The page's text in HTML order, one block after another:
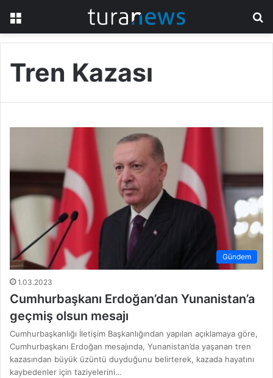
Tren Kazası
Gündem
1.03.2023
Cumhurbaşkanı Erdoğan’dan Yunanistan’a
geçmiş olsun mesajı
Cumhurbaşkanlığı İletişim Başkanlığından yapılan açıklamaya göre,
Cumhurbaşkanı Erdoğan mesajında, Yunanistan’da yaşanan tren
kazasından büyük üzüntü duyduğunu belirterek, kazada hayatını
kaybedenler için taziyelerini…